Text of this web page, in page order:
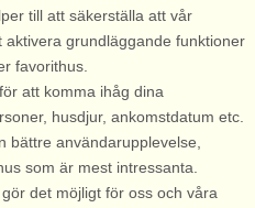
fantastiska solnedgångar. Från
stugan går ni via gräsmattan ...
från 15.671 SEK
till att säkerställa att vår
grundläggande funktioner
favorithus.
att komma ihåg dina
husdjur, ankomstdatum etc.
bättre användarupplevelse,
som är mest intressanta.
det möjligt för oss och våra